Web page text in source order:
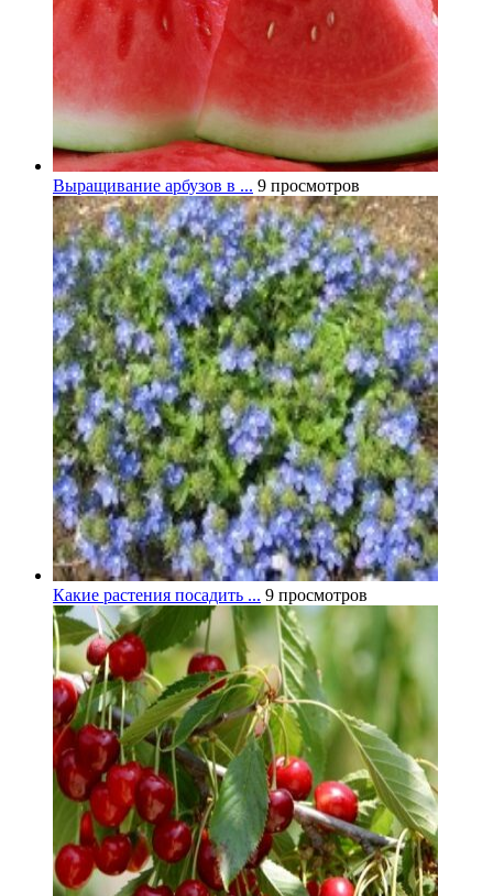
Выращивание арбузов в ... 9 просмотров
Какие растения посадить ... 9 просмотров